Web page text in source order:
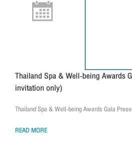
Thailand Spa & Well-being Awards
invitation only)
Thailand Spa & Well-being Awards Gala
READ MORE